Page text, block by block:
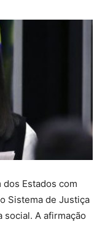
dos Estados com
Sistema de Justiça
social. A afirmação